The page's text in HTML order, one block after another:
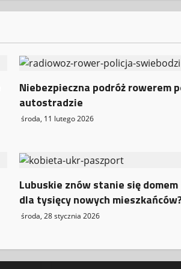
Niebezpieczna podróż rowerem
autostradzie
środa, 11 lutego 2026
Lubuskie znów stanie się domem
dla tysięcy nowych
środa, 28 stycznia 2026